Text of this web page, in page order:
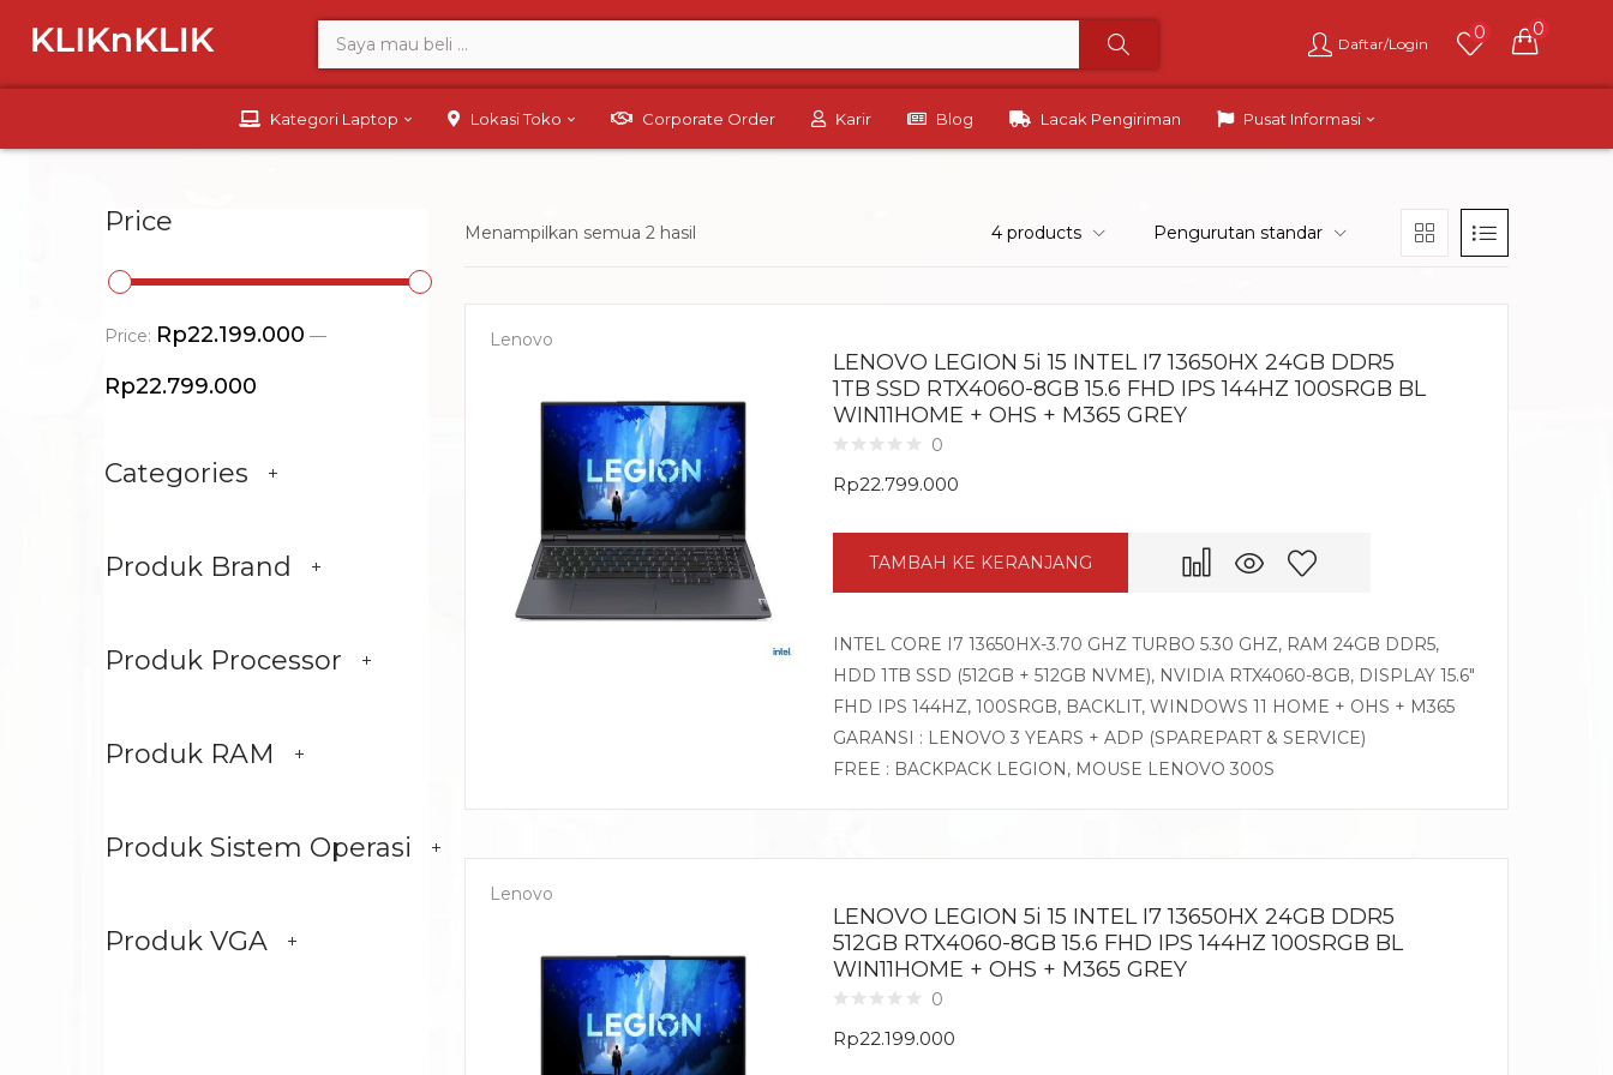
Daftar/Login
0 0
Kategori Laptop Lokasi Toko Corporate Order Karir Blog Lacak Pengiriman Pusat Informasi
Price
Price: Rp22.199.000 —
Rp22.799.000
Categories
Produk Brand
Produk Processor
Produk RAM
Produk Sistem Operasi
Produk VGA
Menampilkan semua 2 hasil 4 products Pengurutan standar
Lenovo
LENOVO LEGION 5i 15 INTEL I7 13650HX 24GB DDR5
1TB SSD RTX4060-8GB 15.6 FHD IPS 144HZ 100SRGB BL
WIN11HOME + OHS + M365 GREY
0
Rp22.799.000
TAMBAH KE KERANJANG
INTEL CORE I7 13650HX-3.70 GHZ TURBO 5.30 GHZ, RAM 24GB DDR5,
HDD 1TB SSD (512GB + 512GB NVME), NVIDIA RTX4060-8GB, DISPLAY 15.6″
FHD IPS 144HZ, 100SRGB, BACKLIT, WINDOWS 11 HOME + OHS + M365
GARANSI : LENOVO 3 YEARS + ADP (SPAREPART & SERVICE)
FREE : BACKPACK LEGION, MOUSE LENOVO 300S
Lenovo
LENOVO LEGION 5i 15 INTEL I7 13650HX 24GB DDR5
512GB RTX4060-8GB 15.6 FHD IPS 144HZ 100SRGB BL
WIN11HOME + OHS + M365 GREY
0
Rp22.199.000